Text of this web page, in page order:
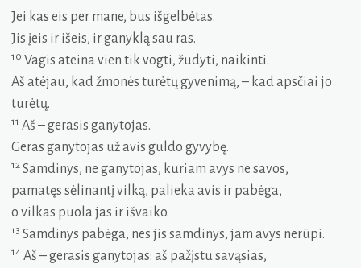
Jei kas eis per mane, bus išgelbėtas.
Jis įeis ir išeis, ir ganyklą sau ras.
10 Vagis ateina vien tik vogti, žudyti, naikinti.
Aš atėjau, kad žmonės turėtų gyvenimą, – kad apsčiai jo
turėtų.
11 Aš – gerasis ganytojas.
Geras ganytojas už avis guldo gyvybę.
12Samdinys, ne ganytojas, kuriam avys ne savos,
pamatęs sėlinantį vilką, palieka avis ir pabėga,
o vilkas puola jas ir išvaiko.
13 Samdinys pabėga, nes jis samdinys, jam avys nerūpi.
14Aš – gerasis ganytojas: aš pažįstu savąsias,